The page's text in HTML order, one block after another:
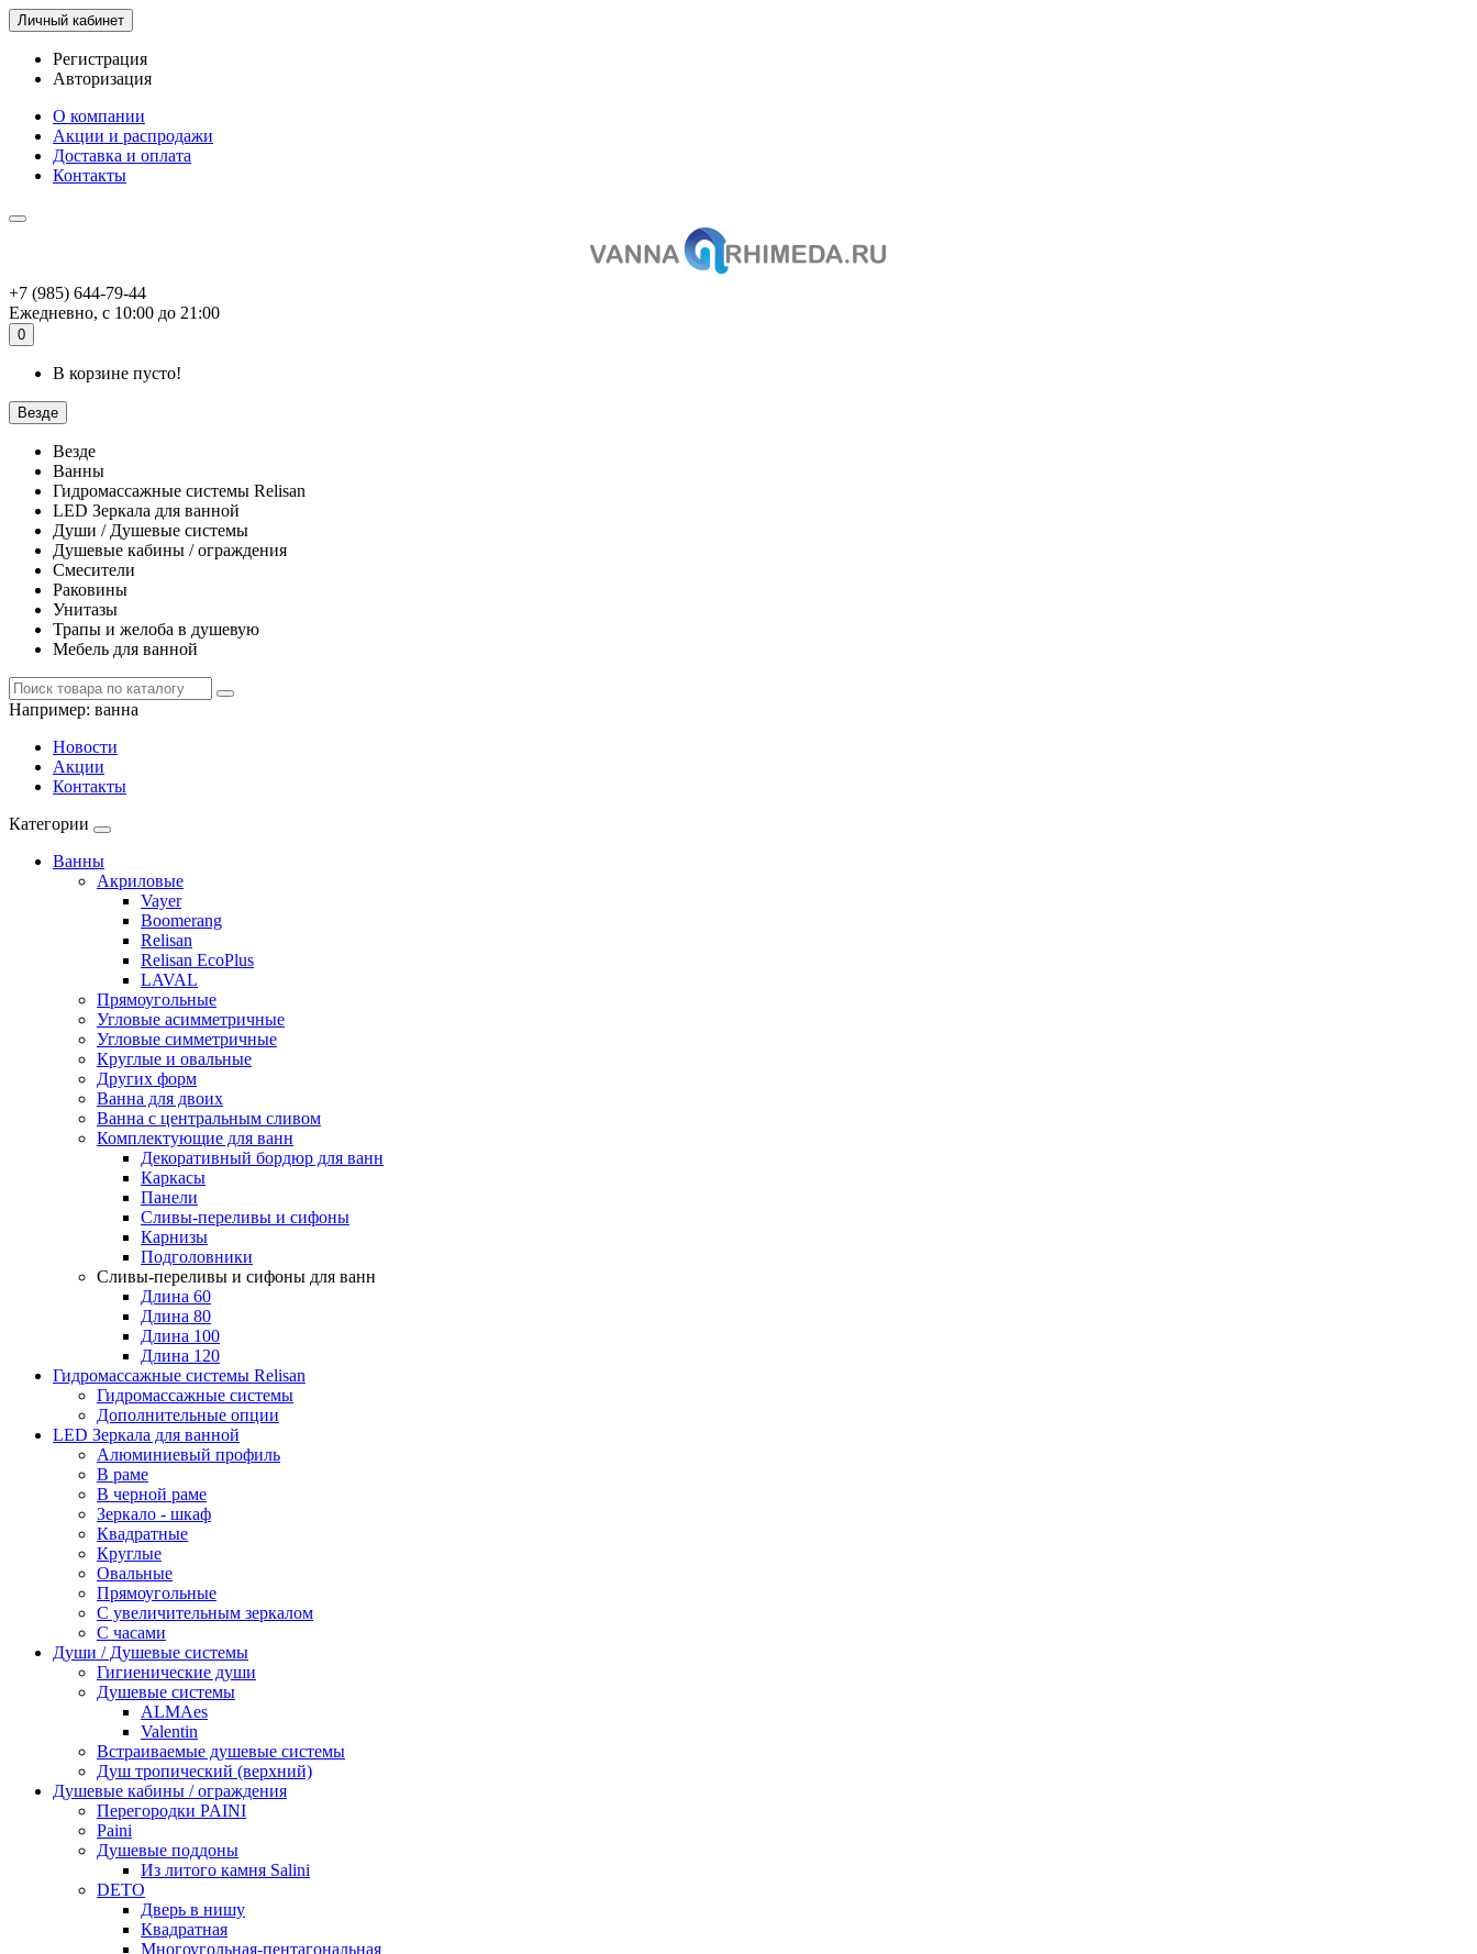
Личный кабинет
Регистрация
Авторизация
О компании
Акции и распродажи
Доставка и оплата
Контакты
+7 (985) 644-79-44
Ежедневно, с 10:00 до 21:00
0
В корзине пусто!
Везде
Везде
Ванны
Гидромассажные системы Relisan
LED Зеркала для ванной
Души / Душевые системы
Душевые кабины / ограждения
Смесители
Раковины
Унитазы
Трапы и желоба в душевую
Мебель для ванной
Например: ванна
Новости
Акции
Контакты
Категории
Ванны
Акриловые
Vayer
Boomerang
Relisan
Relisan EcoPlus
LAVAL
Прямоугольные
Угловые асимметричные
Угловые симметричные
Круглые и овальные
Других форм
Ванна для двоих
Ванна с центральным сливом
Комплектующие для ванн
Декоративный бордюр для ванн
Каркасы
Панели
Сливы-переливы и сифоны
Карнизы
Подголовники
Сливы-переливы и сифоны для ванн
Длина 60
Длина 80
Длина 100
Длина 120
Гидромассажные системы Relisan
Гидромассажные системы
Дополнительные опции
LED Зеркала для ванной
Алюминиевый профиль
В раме
В черной раме
Зеркало - шкаф
Квадратные
Круглые
Овальные
Прямоугольные
С увеличительным зеркалом
С часами
Души / Душевые системы
Гигиенические души
Душевые системы
ALMAes
Valentin
Встраиваемые душевые системы
Душ тропический (верхний)
Душевые кабины / ограждения
Перегородки PAINI
Paini
Душевые поддоны
Из литого камня Salini
DETO
Дверь в нишу
Квадратная
Многоугольная-пентагональная